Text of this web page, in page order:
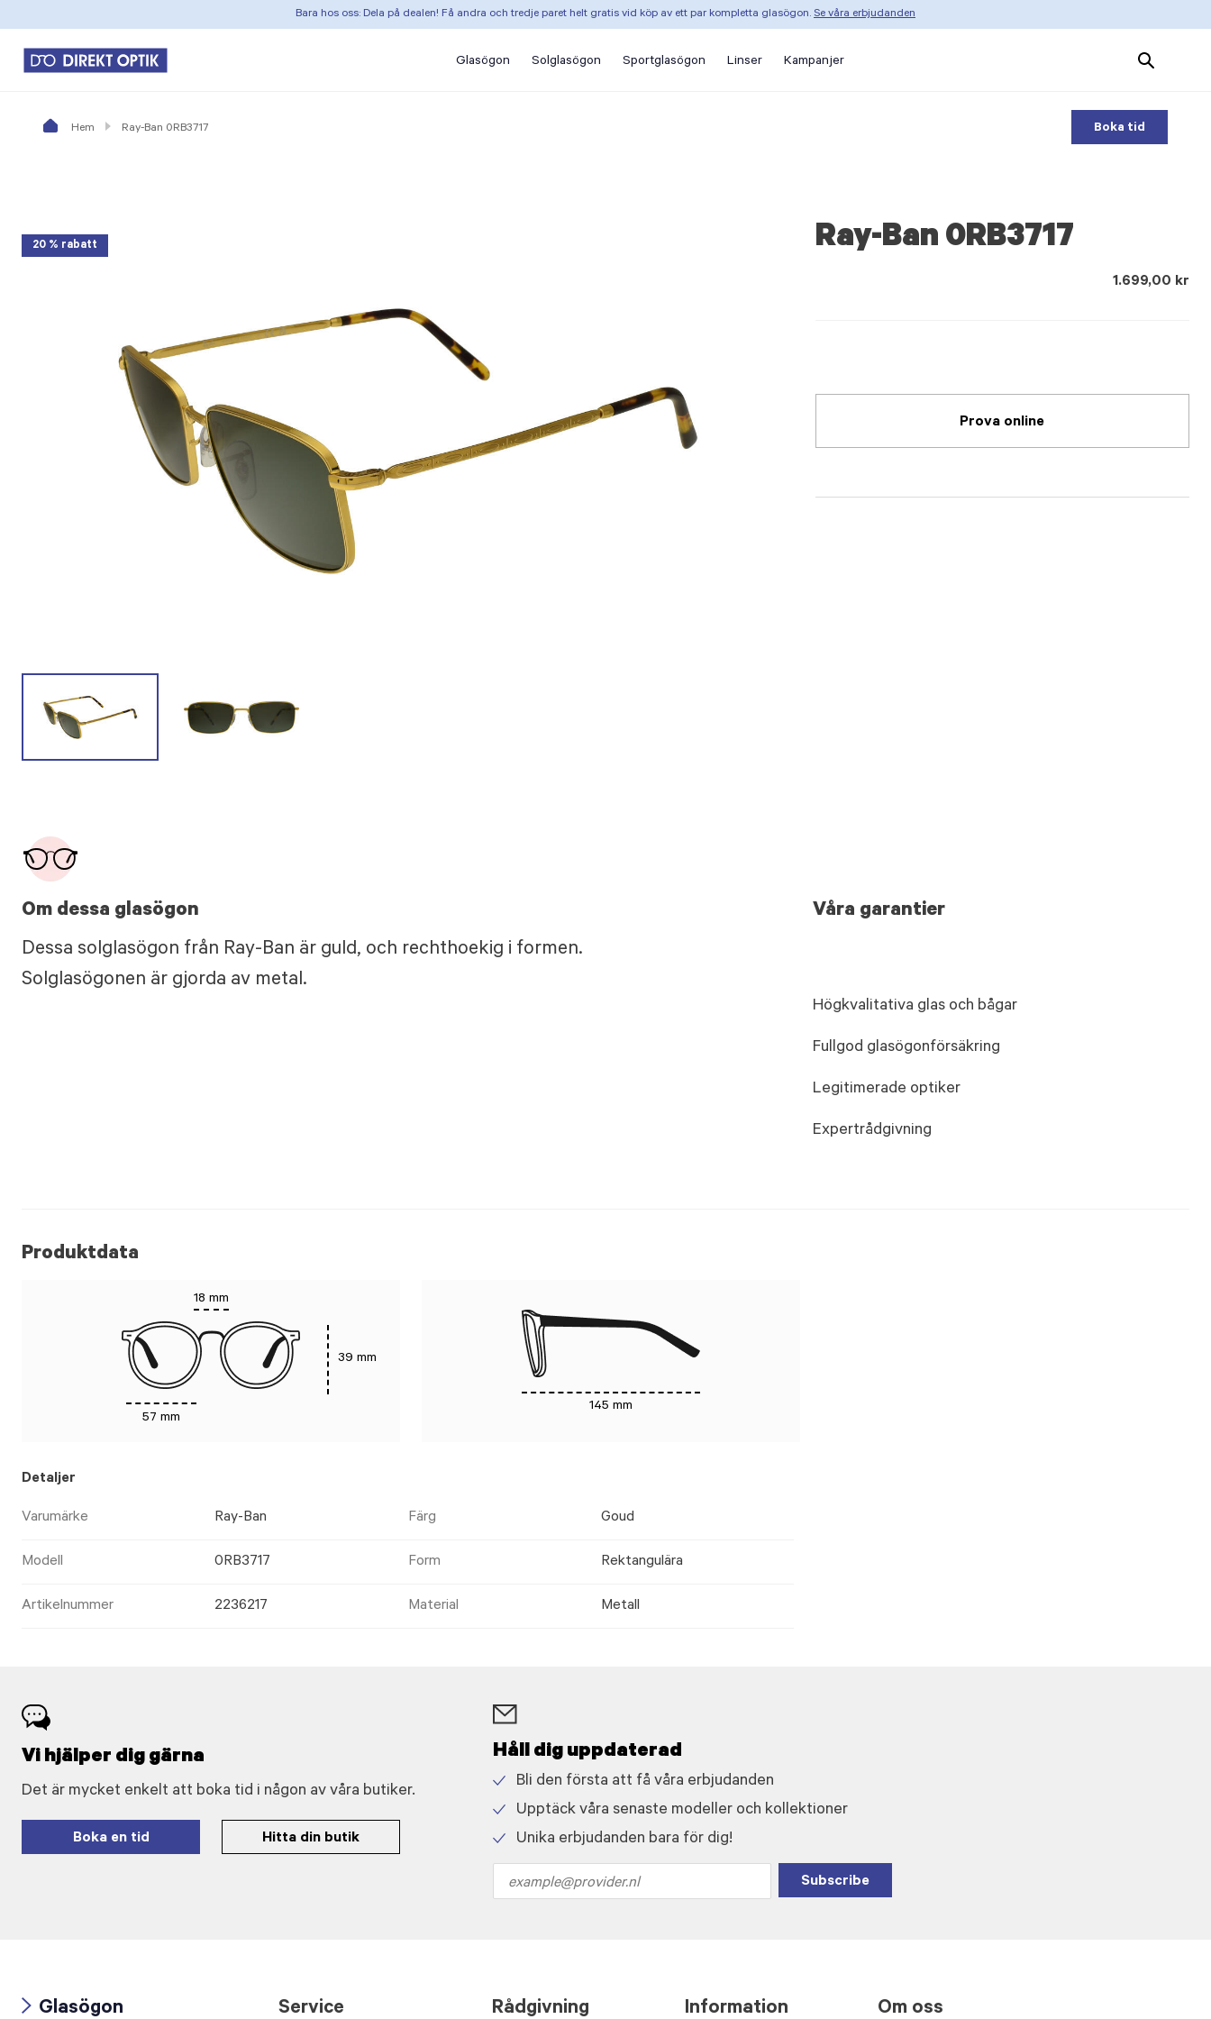
Bara hos oss: Dela på dealen! Få andra och tredje paret helt gratis vid köp av ett par kompletta glasögon. Se våra erbjudanden
Glasögon Solglasögon Sportglasögon Linser Kampanjer
Search
Products
Hem Ray-Ban 0RB3717 Boka tid
20 % rabatt Ray-Ban 0RB3717
1.699,00 kr
Prova online
Om dessa glasögon
Dessa solglasögon från Ray-Ban är guld, och rechthoekig i formen.
Solglasögonen är gjorda av metal.
Våra garantier
Högkvalitativa glas och bågar
Fullgod glasögonförsäkring
Legitimerade optiker
Expertrådgivning
Produktdata
18 mm
57 mm
39 mm
145 mm
Detaljer
Varumärke Ray-Ban Färg Goud
Modell 0RB3717 Form Rektangulära
Artikelnummer 2236217 Material Metall
Vi hjälper dig gärna
Det är mycket enkelt att boka tid i någon av våra butiker.
Boka en tid Hitta din butik
Håll dig uppdaterad
icon
Bli den första att få våra erbjudanden
icon
Upptäck våra senaste modeller och kollektioner
Unika erbjudanden bara för dig!
address
Subscribe
Glasögon Service Rådgivning Information Om oss